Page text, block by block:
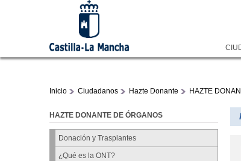
Inicio Ciudadanos Hazte Donante HAZTE
HAZTE DONANTE DE ÓRGANOS
Donación y Trasplantes
¿Qué es la ONT?